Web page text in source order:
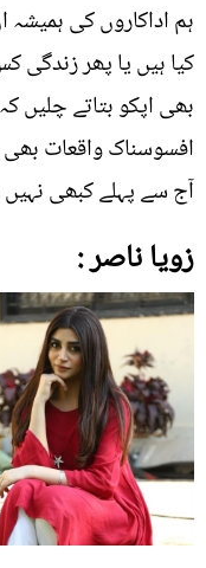
ہم اداکاروں کی ہمیشہ
کیا ہیں یا پھر زندگی
بھی اپکو بتاتے چلیں
افسوسناک واقعات
آج سے پہلے کبھی نہیں
زویا ناصر :